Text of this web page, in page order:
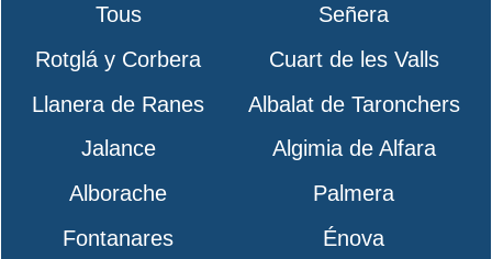
Tous
Señera
Rotglá y Corbera
Cuart de les Valls
Llanera de Ranes
Albalat de Taronchers
Jalance
Algimia de Alfara
Alborache
Palmera
Fontanares
Énova